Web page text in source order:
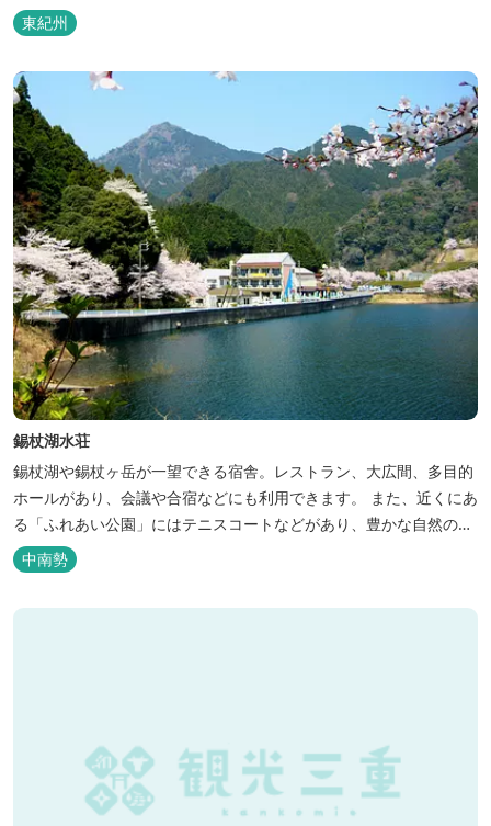
東紀州
錫杖湖水荘
錫杖湖や錫杖ヶ岳が一望できる宿舎。レストラン、大広間、多目的
ホールがあり、会議や合宿などにも利用できます。 また、近くにあ
る「ふれあい公園」にはテニスコートなどがあり、豊かな自然の中
でのびのびと楽しむことができます。
中南勢